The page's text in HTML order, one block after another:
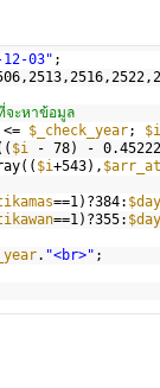
12-03" ;
ะหาข้อมูล
<= $_check_year; $i
$i
- 78) -
$i+543),
==1)?384:
==1)?355:
. "<br>" ;